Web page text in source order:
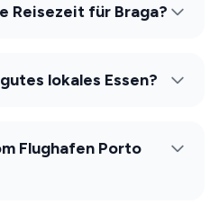
Reisezeit für Braga?
lokales Essen?
Flughafen Porto